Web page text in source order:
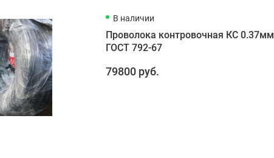
В наличии
Проволока контровочная КС 0.37мм
ГОСТ 792-67
79800 руб.